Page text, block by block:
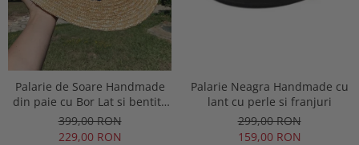
Palarie de Soare Handmade
din paie cu Bor Lat si bentita
colorata detasabila
399,00 RON
229,00 RON
Palarie Neagra Handmade cu
lant cu perle si franjuri
299,00 RON
159,00 RON